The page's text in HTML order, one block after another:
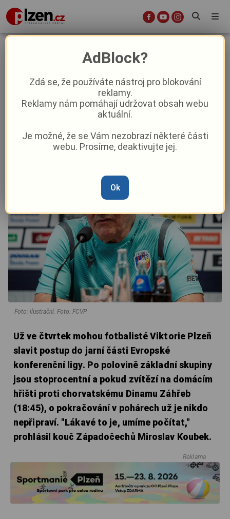
Postup v nejkratší možné době? Je
to lákavé, hlásil Koubek před
Dinamem
Sport
Marie Osvaldová –8. 11. 2023|14:11
Foto: ilustrační. Foto: FCVP
Už ve čtvrtek mohou fotbalisté Viktorie Plzeň
slavit postup do jarní části Evropské
konferenční ligy. Po polovině základní skupiny
jsou stoprocentní a pokud zvítězí na domácím
hřišti proti chorvatskému Dinamu Záhřeb
(18:45), o pokračování v pohárech už je nikdo
nepřipraví. "Lákavé to je, umíme počítat,"
prohlásil kouč Západočechů Miroslav Koubek.
Reklama
AdBlock?
Zdá se, že používáte nástroj pro blokování
reklamy.
Reklamy nám pomáhají udržovat obsah webu
aktuální.
Je možné, že se Vám nezobrazí některé části
webu. Prosíme, deaktivujte jej.
Ok